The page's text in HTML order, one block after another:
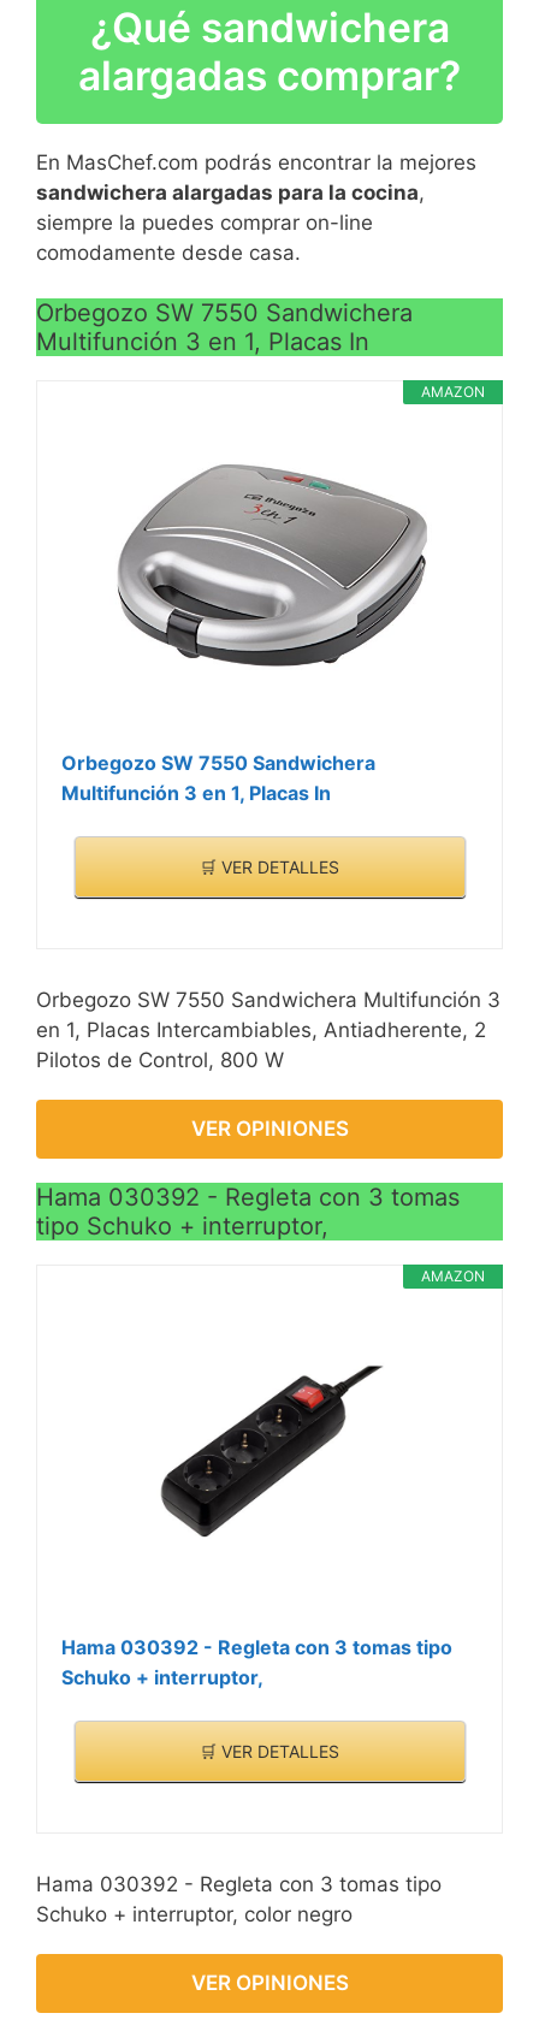
Tostador con capacidad
para dos rebanadas y
panes de mayor tamaño
tueste
Funciones de extra-
elevación, descongelado
Bandeja recogemigas
extraíble
>
¿Qué sandwichera
alargadas comprar?
En MasChef.com podrás encontrar la mejores
sandwichera alargadas para la cocina,
siempre la puedes comprar on-line
comodamente desde casa.
Orbegozo SW 7550 Sandwichera
Multifunción 3 en 1, Placas In
AMAZON
Orbegozo SW 7550 Sandwichera
Multifunción 3 en 1, Placas In
🛒 VER DETALLES
Orbegozo SW 7550 Sandwichera Multifunción 3
en 1, Placas Intercambiables, Antiadherente, 2
Pilotos de Control, 800 W
VER OPINIONES
Hama 030392 - Regleta con 3 tomas
tipo Schuko + interruptor,
AMAZON
Hama 030392 - Regleta con 3 tomas tipo
Schuko + interruptor,
🛒 VER DETALLES
Hama 030392 - Regleta con 3 tomas tipo
Schuko + interruptor, color negro
VER OPINIONES